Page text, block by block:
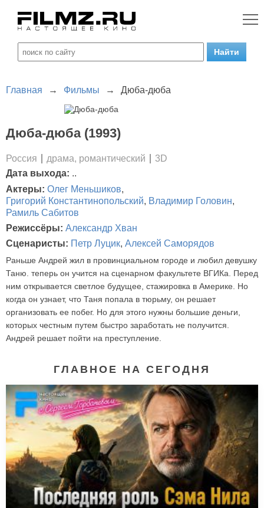
Главная → Фильмы → Дюба-дюба
Дюба-дюба (1993)
Россия драма, романтический
3D
Дата выхода: ..
Актеры: Олег Меньшиков,
Григорий Константинопольский, Владимир Головин,
Рамиль Сабитов
Режиссёры: Александр Хван
Сценаристы: Петр Луцик, Алексей Саморядов
Раньше Андрей жил в провинциальном городе и любил девушку
Таню. теперь он учится на сценарном факультете ВГИКа. Перед
ним открывается светлое будущее, стажировка в Америке. Но
когда он узнает, что Таня попала в тюрьму, он решает
организовать ее побег. Но для этого нужны большие деньги,
которых честным путем быстро заработать не получится.
Андрей решает пойти на преступление.
ГЛАВНОЕ НА СЕГОДНЯ